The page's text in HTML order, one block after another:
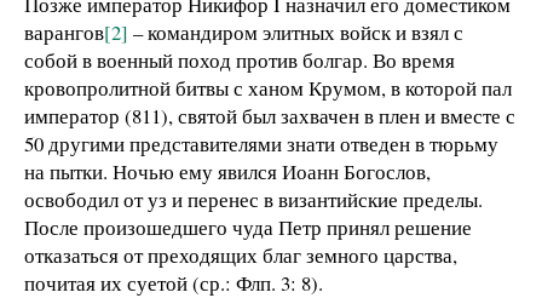
варангов[2] – командиром элитных войск и взял с
собой в военный поход против болгар. Во время
кровопролитной битвы с ханом Крумом, в которой пал
император (811), святой был захвачен в плен и вместе с
50 другими представителями знати отведен в тюрьму
на пытки. Ночью ему явился Иоанн Богослов,
освободил от уз и перенес в византийские пределы.
После произошедшего чуда Петр принял решение
отказаться от преходящих благ земного царства,
почитая их суетой (ср.: Флп. 3: 8).